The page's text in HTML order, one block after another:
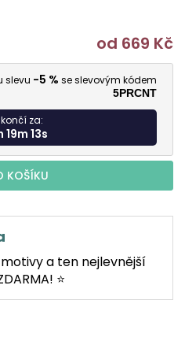
od 669 Kč
slevu -5 % se slevovým kódem
5PRCNT
za:
19m 12s
KOŠÍKU
a ten nejlevnější
⭐